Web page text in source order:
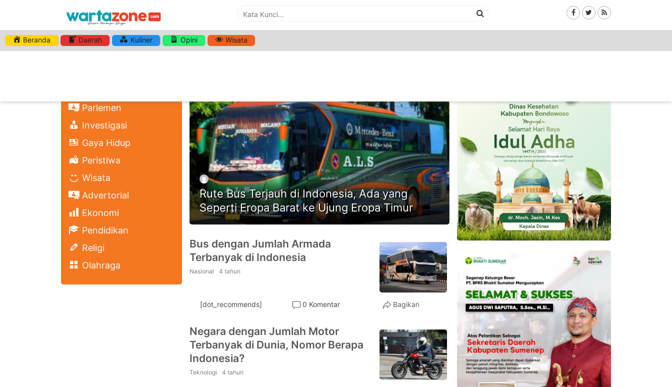
Beranda Daerah Kuliner Opini Wisata
Parlemen
Investigasi
Gaya Hidup
Peristiwa
Wisata
Advertorial
Ekonomi
Pendidikan
Religi
Olahraga
HASHTAG:BERITA OTOMOTIF
Rute Bus Terjauh di Indonesia, Ada yang
Seperti Eropa Barat ke Ujung Eropa Timur
Bus dengan Jumlah Armada
Terbanyak di Indonesia
Nasional 4 tahun
[dot_recommends] 0 Komentar Bagikan
Negara dengan Jumlah Motor
Terbanyak di Dunia, Nomor Berapa
Indonesia?
Teknologi 4 tahun